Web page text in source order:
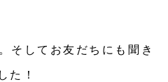
そしてお友だちにも聞き
た！